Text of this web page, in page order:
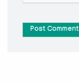
Post Comment